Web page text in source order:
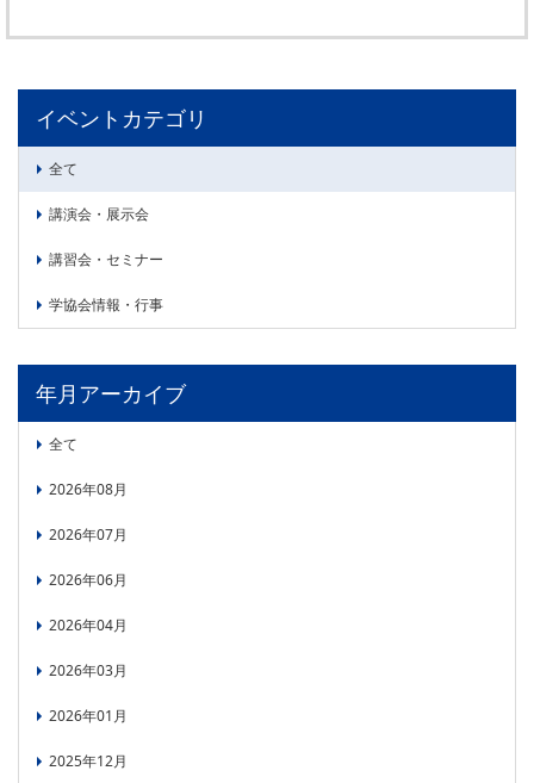
ニュース＆イベント
ニュース
プレスリリース
イベント
イベントカテゴリ
全て
講演会・展示会
講習会・セミナー
学協会情報・行事
年月アーカイブ
全て
2026年08月
2026年07月
2026年06月
2026年04月
2026年03月
2026年01月
2025年12月